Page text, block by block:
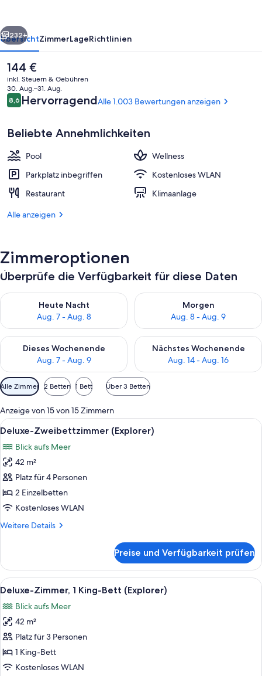
In Strandnähe, weißer Sandstrand,
Weiter
232+
ÜbersichtZimmerLageRichtlinien
Der
aktuelle
Preis
beträgt
144 €.
144 €
inkl. Steuern & Gebühren
30. Aug.–31. Aug.
Bewertungen
8,68,6 von 10.
HervorragendAlle 1.003 Bewertungen anzeigen
Beliebte Annehmlichkeiten
Pool
Wellness
Parkplatz inbegriffen
Kostenloses WLAN
Restaurant
Klimaanlage
Alle anzeigen
Zimmeroptionen
Überprüfe die Verfügbarkeit für diese Daten
Heute Nacht
Aug. 7 - Aug. 8
Überprüfe die Verfügbarkeit für heute Nacht, Aug. 7 - Aug. 8.
Morgen
Aug. 8 - Aug. 9
Überprüfe die Verfügbarkeit
Dieses Wochenende
Aug. 7 - Aug. 9
Überprüfe die Verfügbarkeit für dieses Wochenende, Aug. 7
Nächstes Wochenende
Aug. 14 - Aug. 16
Überprüfe die Verfügbarkeit
Verfügbare
Filter
für
Zimmer
Alle Zimmer 2 Betten 1 Bett Über 3 Betten
Anzeige von 15 von 15 Zimmern
Alle
Fotos
für
Deluxe-
Zweibettzimmer
(Explorer)
anzeigen
Ein Hotelzimmer mit einem großen
5
Deluxe-Zweibettzimmer (Explorer)
Blick aufs Meer
42 m²
Platz für 4 Personen
2 Einzelbetten
Kostenloses WLAN
Weitere Details
Weitere
Zweibettzimmer
(Explorer)
Preise und Verfügbarkeit prüfen
Alle
Fotos
für
Deluxe-
Zimmer,
1 King-
Bett
Ein modernes Hotelzimmer mit
5
Deluxe-Zimmer, 1 King-Bett (Explorer)
Blick aufs Meer
42 m²
Platz für 3 Personen
1 King-Bett
Kostenloses WLAN